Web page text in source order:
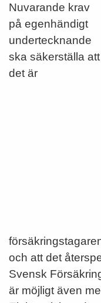
Nuvarande krav
på egenhändigt
undertecknande
ska säkerställa att
det är
och att det
Svensk
är möjligt även